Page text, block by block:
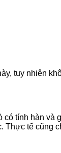
tuy nhiên
tính hàn và
Thực tế cũng